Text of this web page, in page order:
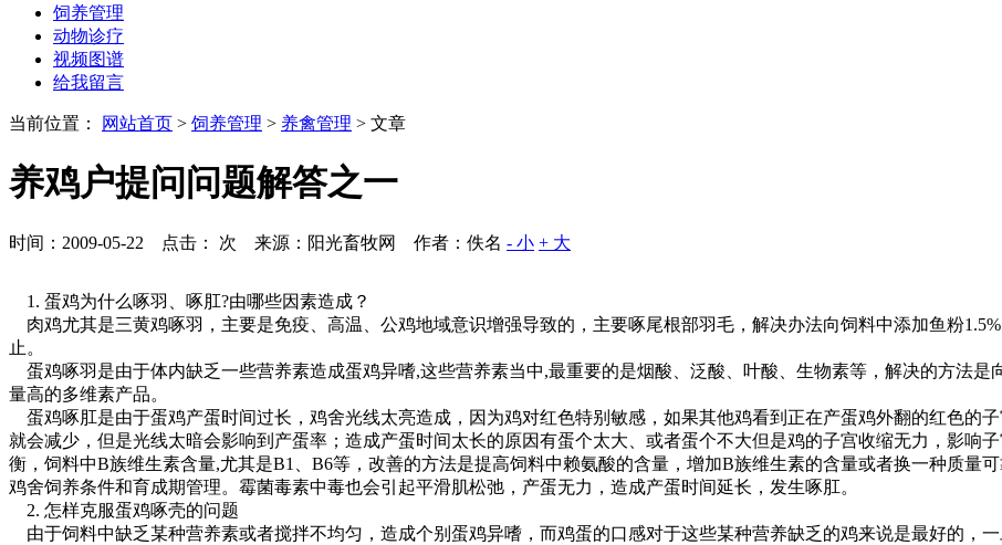
饲养管理
动物诊疗
视频图谱
给我留言
当前位置： 网站首页 > 饲养管理 > 养禽管理 > 文章
养鸡户提问问题解答之一
时间：2009-05-22 点击： 次 来源：阳光畜牧网 作者：佚名 - 小 + 大
1. 蛋鸡为什么啄羽、啄肛?由哪些因素造成？
肉鸡尤其是三黄鸡啄羽，主要是免疫、高温、公鸡地域意识增强导致的，主要啄尾根部羽毛，解决办法向饲料中添加鱼粉
止。
蛋鸡啄羽是由于体内缺乏一些营养素造成蛋鸡异嗜,这些营养素当中,最重要的是烟酸、泛酸、叶酸、生物素等，解决的方法
量高的多维素产品。
蛋鸡啄肛是由于蛋鸡产蛋时间过长，鸡舍光线太亮造成，因为鸡对红色特别敏感，如果其他鸡看到正在产蛋鸡外翻的红色的
就会减少，但是光线太暗会影响到产蛋率；造成产蛋时间太长的原因有蛋个太大、或者蛋个不大但是鸡的子宫收缩无力，影响
衡，饲料中B族维生素含量,尤其是B1、B6等，改善的方法是提高饲料中赖氨酸的含量，增加B族维生素的含量或者换一种质量
鸡舍饲养条件和育成期管理。霉菌毒素中毒也会引起平滑肌松弛，产蛋无力，造成产蛋时间延长，发生啄肛。
2. 怎样克服蛋鸡啄壳的问题
由于饲料中缺乏某种营养素或者搅拌不均匀，造成个别蛋鸡异嗜，而鸡蛋的口感对于这些某种营养缺乏的鸡来说是最好的，